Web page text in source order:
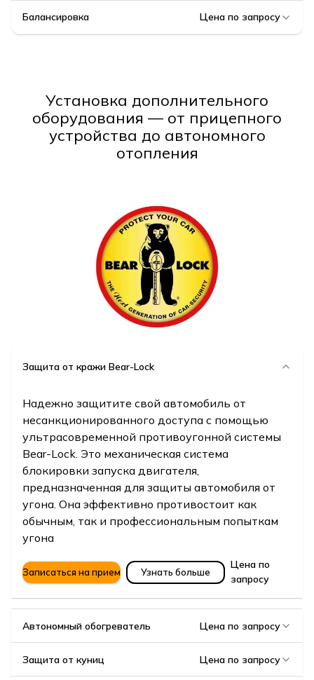
Балансировка Цена по запросу
Установка дополнительного
оборудования — от прицепного
устройства до автономного
отопления
Защита от кражи Bear-Lock
Надежно защитите свой автомобиль от
несанкционированного доступа с помощью
ультрасовременной противоугонной системы
Bear-Lock. Это механическая система
блокировки запуска двигателя,
предназначенная для защиты автомобиля от
угона. Она эффективно противостоит как
обычным, так и профессиональным попыткам
угона
Записаться на прием Узнать больше
Цена по
запросу
Автономный обогреватель Цена по запросу
Защита от куниц Цена по запросу